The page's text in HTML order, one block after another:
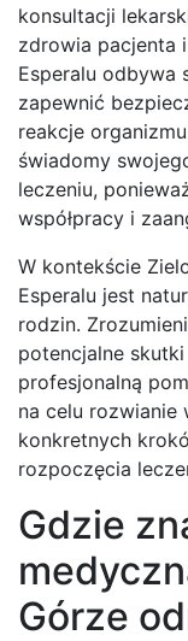
konsultacji
zdrowia pacjenta
Esperalu odbywa
zapewnić
reakcje
świadomy
leczeniu,
współpracy i
W kontekście
Esperalu jest
rodzin.
potencjalne
profesjonalną
na celu rozwianie
konkretnych
rozpoczęcia
Gdzie
Górze